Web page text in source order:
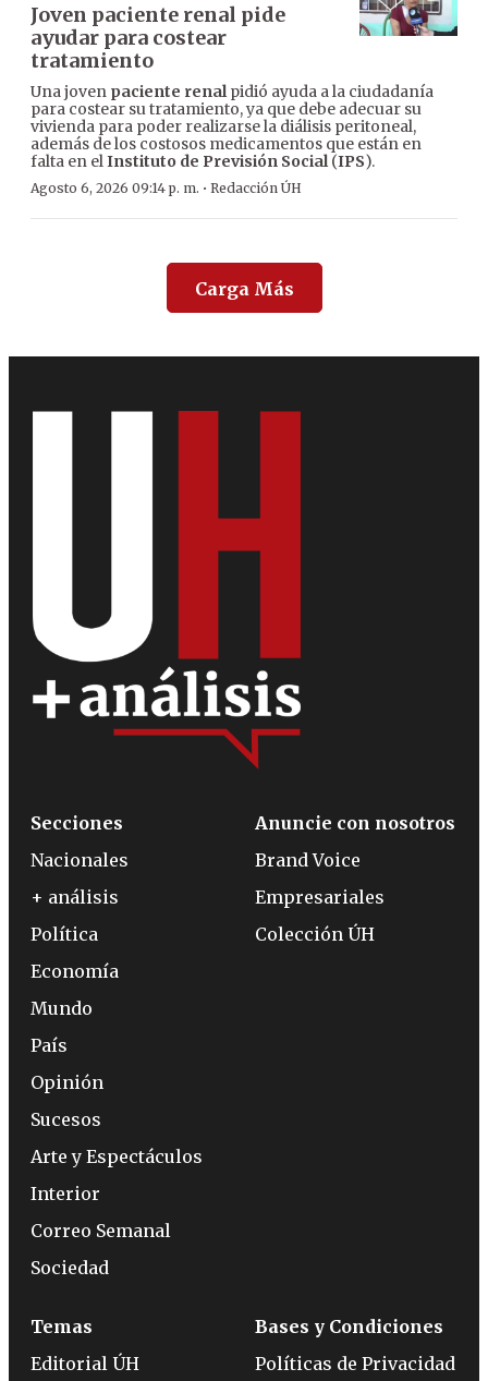
Joven paciente renal pide
ayudar para costear
tratamiento
Una joven paciente renalpidió ayuda a la ciudadanía
para costear su tratamiento, ya que debe adecuar su
vivienda para poder realizarse la diálisis peritoneal,
además de los costosos medicamentos que están en
falta en elInstituto de Previsión Social(IPS).
Agosto 6, 2026 09:14 p. m. · Redacción ÚH
Carga Más
Secciones
Nacionales
+ análisis
Política
Economía
Mundo
País
Opinión
Sucesos
Arte y Espectáculos
Interior
Correo Semanal
Sociedad
Anuncie con nosotros
Brand Voice
Empresariales
Colección ÚH
Temas
Editorial ÚH
Bases y Condiciones
Políticas de Privacidad